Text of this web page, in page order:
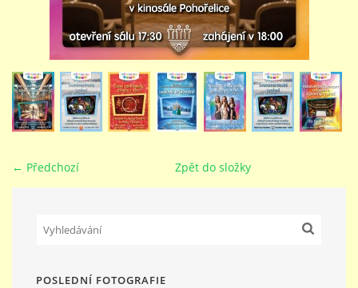
PEDAGOGICKÝ SBOR
DOKUMENTY / KE STAŽENÍ
KURZY
← Předchozí Zpět do složky
POSLEDNÍ FOTOGRAFIE